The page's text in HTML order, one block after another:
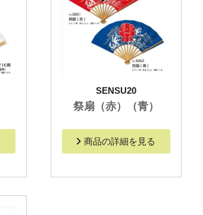
SENSU20
祭扇（赤）（青）
商品の詳細を見る